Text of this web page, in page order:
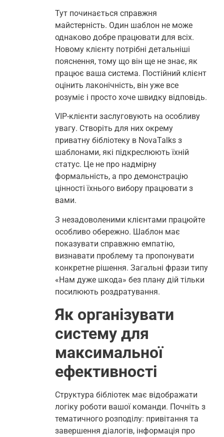
Тут починається справжня
майстерність. Один шаблон не може
однаково добре працювати для всіх.
Новому клієнту потрібні детальніші
пояснення, тому що він ще не знає, як
працює ваша система. Постійний клієнт
оцінить лаконічність, він уже все
розуміє і просто хоче швидку відповідь.
VIP-клієнти заслуговують на особливу
увагу. Створіть для них окрему
приватну бібліотеку в NovaTalks з
шаблонами, які підкреслюють їхній
статус. Це не про надмірну
формальність, а про демонстрацію
цінності їхнього вибору працювати з
вами.
З незадоволеними клієнтами працюйте
особливо обережно. Шаблон має
показувати справжню емпатію,
визнавати проблему та пропонувати
конкретне рішення. Загальні фрази типу
«Нам дуже шкода» без плану дій тільки
посилюють роздратування.
Як організувати
систему для
максимальної
ефективності
Структура бібліотек має відображати
логіку роботи вашої команди. Почніть з
тематичного розподілу: привітання та
завершення діалогів, інформація про